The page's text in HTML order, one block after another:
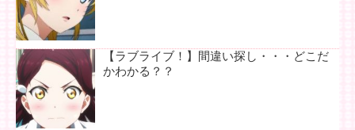
【ラブライブ！】間違い探し・・・どこだ
かわかる？？